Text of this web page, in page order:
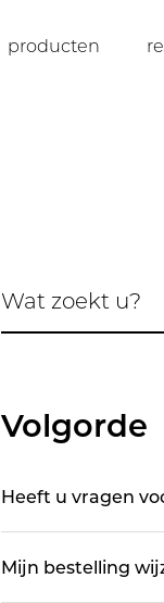
producten
Volgorde
Heeft u vragen
Mijn bestelling